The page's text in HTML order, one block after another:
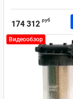
174 312 руб
Видеообзор